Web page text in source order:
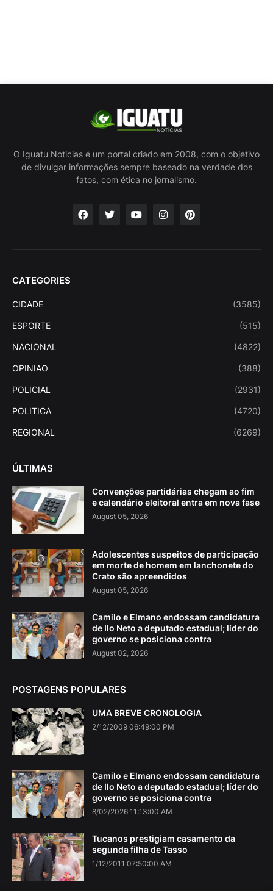
O Iguatu Noticias é um portal criado em 2008, com o objetivo
de divulgar informações sempre baseado na verdade dos
fatos, com ética no jornalismo.
CATEGORIES
CIDADE (3585)
ESPORTE (515)
NACIONAL (4822)
OPINIAO (388)
POLICIAL (2931)
POLITICA (4720)
REGIONAL (6269)
ÚLTIMAS
Convenções partidárias chegam ao fim
e calendário eleitoral entra em nova fase
August 05, 2026
Adolescentes suspeitos de participação
em morte de homem em lanchonete do
Crato são apreendidos
August 05, 2026
Camilo e Elmano endossam candidatura
de Ilo Neto a deputado estadual; líder do
governo se posiciona contra
August 02, 2026
POSTAGENS POPULARES
UMA BREVE CRONOLOGIA
2/12/2009 06:49:00 PM
Camilo e Elmano endossam candidatura
de Ilo Neto a deputado estadual; líder do
governo se posiciona contra
8/02/2026 11:13:00 AM
Tucanos prestigiam casamento da
segunda filha de Tasso
1/12/2011 07:50:00 AM